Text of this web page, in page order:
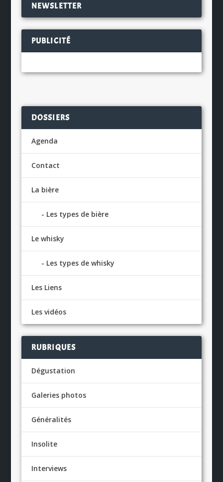
NEWSLETTER
PUBLICITÉ
DOSSIERS
Agenda
Contact
La bière
Les types de bière
Le whisky
Les types de whisky
Les Liens
Les vidéos
RUBRIQUES
Dégustation
Galeries photos
Généralités
Insolite
Interviews